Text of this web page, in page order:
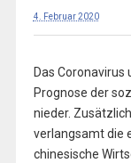
4. Februar 2020
Das
Prognose der
nieder.
verlangsamt die
chinesische